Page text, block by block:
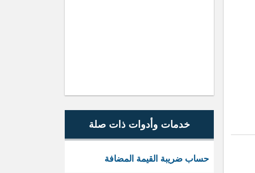
خدمات وأدوات ذات صلة
حساب ضريبة القيمة المضافة